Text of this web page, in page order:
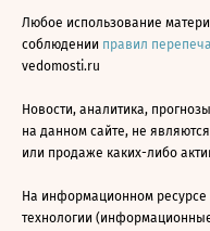
Любое использование
соблюдении правил
vedomosti.ru
Новости, аналитика,
на данном сайте, не
или продаже каких-либо
На информационном
технологии